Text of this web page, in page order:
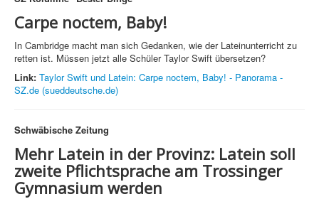
Carpe noctem, Baby!
In Cambridge macht man sich Gedanken, wie der Lateinunterricht zu
retten ist. Müssen jetzt alle Schüler Taylor Swift übersetzen?
Link: Taylor Swift und Latein: Carpe noctem, Baby! - Panorama -
SZ.de (sueddeutsche.de)
Schwäbische Zeitung
Mehr Latein in der Provinz: Latein soll
zweite Pflichtsprache am Trossinger
Gymnasium werden